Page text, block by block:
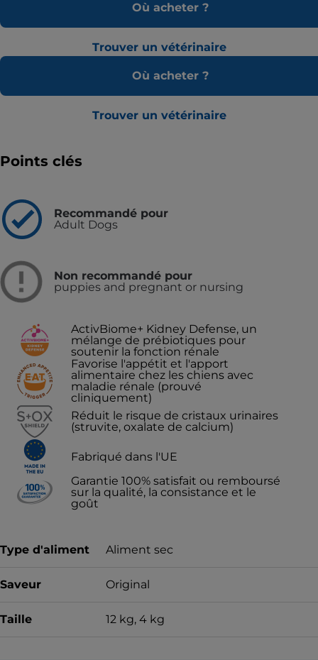
Où acheter ?
Trouver un vétérinaire
Où acheter ?
Trouver un vétérinaire
Points clés
Recommandé pour
Adult Dogs
Non recommandé pour
puppies and pregnant or nursing
ActivBiome+ Kidney Defense, un
mélange de prébiotiques pour
soutenir la fonction rénale
Favorise l'appétit et l'apport
alimentaire chez les chiens avec
maladie rénale (prouvé
cliniquement)
Réduit le risque de cristaux urinaires
(struvite, oxalate de calcium)
Fabriqué dans l'UE
Garantie 100% satisfait ou remboursé
sur la qualité, la consistance et le
goût
Type d'aliment Aliment sec
Saveur Original
Taille 12 kg, 4 kg